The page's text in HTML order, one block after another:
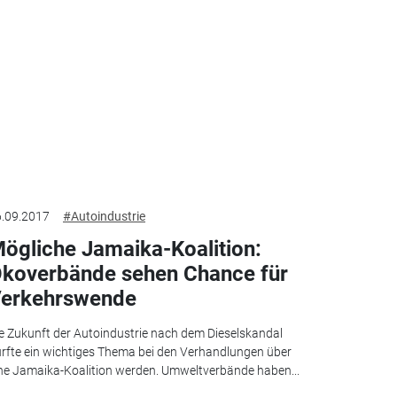
#Autoindustrie
Jamaika-Koalition:
sehen Chance für
Zukunft der Autoindustrie nach dem Dieselskandal
ein wichtiges Thema bei den Verhandlungen über
Jamaika-Koalition werden. Umweltverbände haben...